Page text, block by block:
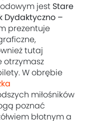
jest Stare
Dydaktyczno –
prezentuje
tutaj
otrzymasz
W obrębie
miłośników
poznać
błotnym a